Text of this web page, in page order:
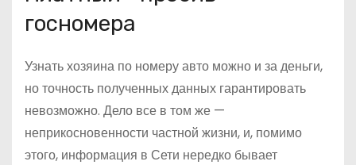
госномера
Узнать хозяина по номеру авто можно и за деньги,
но точность полученных данных гарантировать
невозможно. Дело все в том же —
неприкосновенности частной жизни, и, помимо
этого, информация в Сети нередко бывает